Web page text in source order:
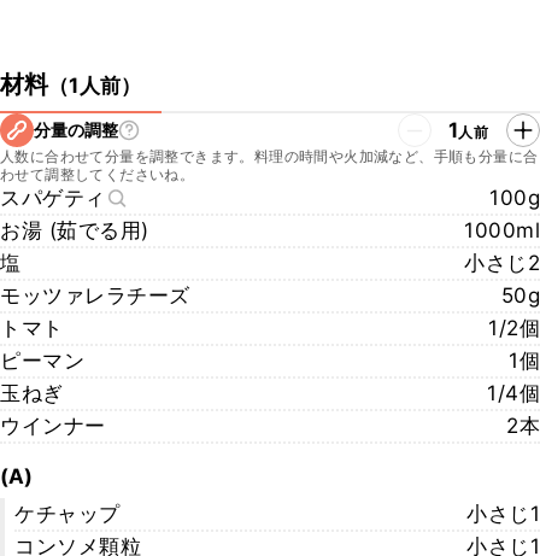
材料（1人前）
分量の調整 1人前
人数に合わせて分量を調整できます。料理の時間や火加減など、手順も分量に合
わせて調整してくださいね。
スパゲティ
100g
お湯 (茹でる用)
1000ml
塩
小さじ2
モッツァレラチーズ
50g
トマト
1/2個
ピーマン
1個
玉ねぎ
1/4個
ウインナー
2本
(A)
ケチャップ
小さじ1
コンソメ顆粒
小さじ1